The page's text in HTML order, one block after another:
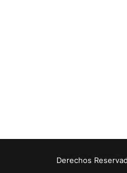
Derechos